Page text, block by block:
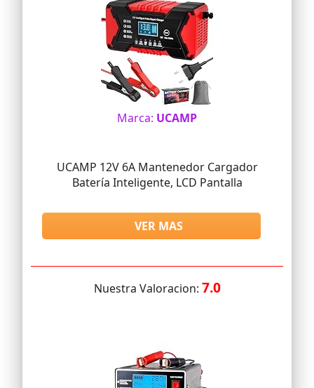
Marca: UCAMP
UCAMP 12V 6A Mantenedor Cargador
Batería Inteligente, LCD Pantalla
VER MAS
Nuestra Valoracion: 7.0